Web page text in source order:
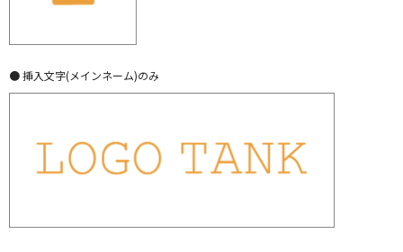
● 挿入文字(メインネーム)のみ